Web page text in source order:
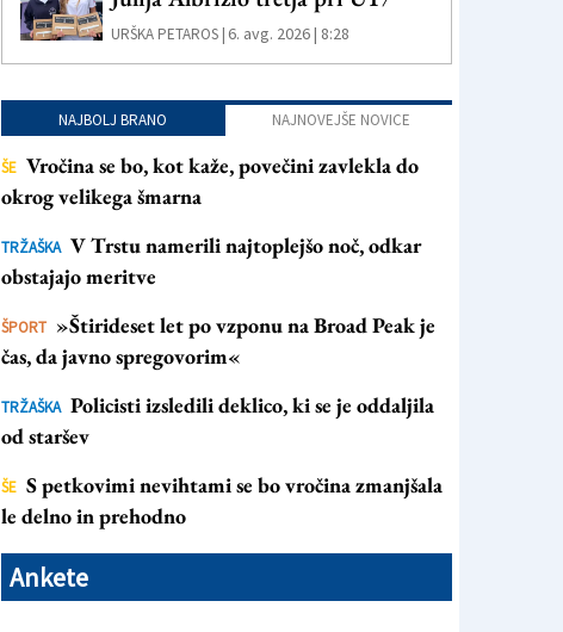
Slavnostni večer sta povezovala Tadej in Jasmina Gruden
URŠKA PETAROS | 6. avg. 2026 | 8:28
NAJBOLJ BRANO NAJNOVEJŠE NOVICE
ŠE Vročina se bo, kot kaže, povečini zavlekla do
okrog velikega šmarna
TRŽAŠKA V Trstu namerili najtoplejšo noč, odkar
obstajajo meritve
ŠPORT »Štirideset let po vzponu na Broad Peak je
čas, da javno spregovorim«
TRŽAŠKA Policisti izsledili deklico, ki se je oddaljila
od staršev
ŠE S petkovimi nevihtami se bo vročina zmanjšala
le delno in prehodno
Ankete